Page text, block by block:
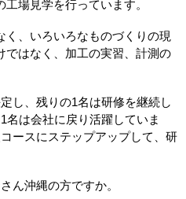
場見学を行っています。
く、いろいろなものづくりの現
ではなく、加工の実習、計測の
し、残りの1名は研修を継続し
名は会社に戻り活躍していま
ースにステップアップして、研
ん沖縄の方ですか。